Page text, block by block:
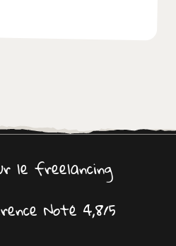
le freelancing
Noté 4,8/5